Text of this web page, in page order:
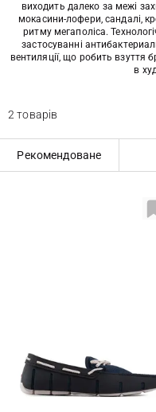
виходить далеко за межі
мокасини-лофери, сандалі,
ритму мегаполіса.
застосуванні
вентиляції, що робить взуття
в
2 товарів
Рекомендоване